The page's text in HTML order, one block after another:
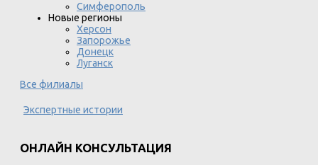
Симферополь
Новые регионы
Херсон
Запорожье
Донецк
Луганск
Все филиалы
Экспертные истории
ОНЛАЙН КОНСУЛЬТАЦИЯ